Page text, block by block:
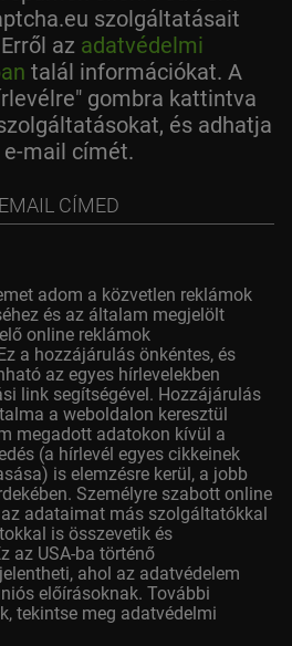
szolgáltatásait
az adatvédelmi
talál információkat. A
gombra kattintva
és adhatja
e-mail címét.
adom a közvetlen reklámok
és az általam megjelölt
online reklámok
a hozzájárulás önkéntes, és
az egyes hírlevelekben
link segítségével. Hozzájárulás
a weboldalon keresztül
megadott adatokon kívül a
(a hírlevél egyes cikkeinek
is elemzésre kerül, a jobb
Személyre szabott online
adataimat más szolgáltatókkal
is összevetik és
az USA-ba történő
ahol az adatvédelem
előírásoknak. További
tekintse meg adatvédelmi